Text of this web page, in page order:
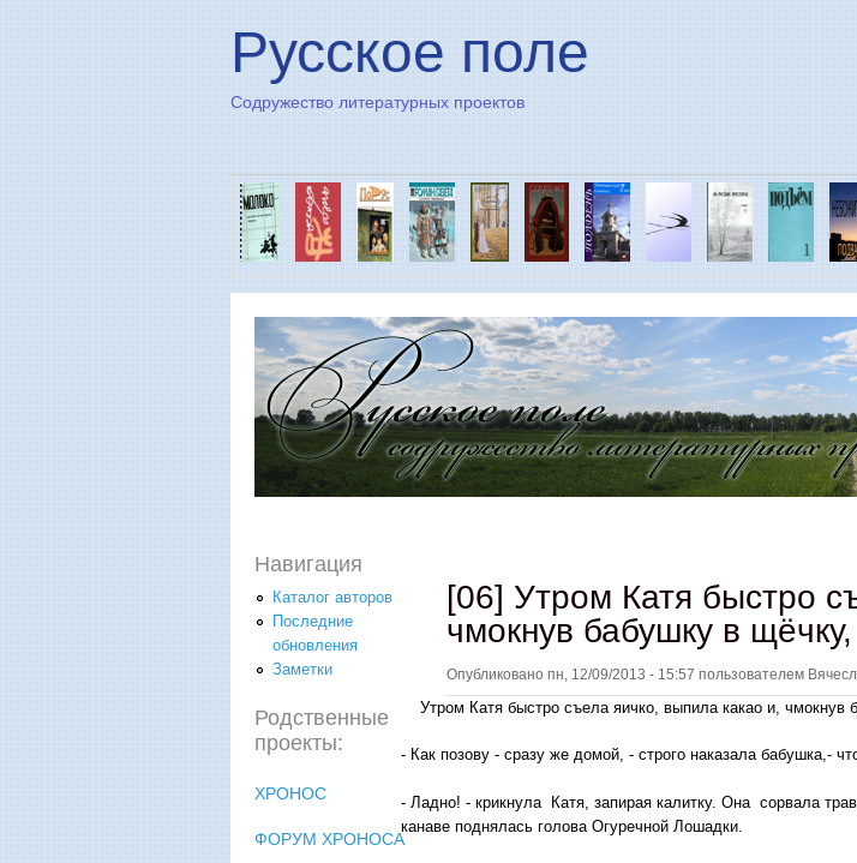
Русское поле
Содружество литературных проектов
[06] Утром Катя быстро
чмокнув бабушку в
Опубликовано пн, 12/09/2013 - 15:57 пользователем
Утром Катя быстро съела яичко, выпила какао и, чмокнув
- Как позову - сразу же домой, - строго наказала бабушка,-
- Ладно! - крикнула Катя, запирая калитку. Она сорвала
канаве поднялась голова Огуречной Лошадки.
Навигация
Каталог авторов
Последние
обновления
Заметки
Родственные
проекты:
ХРОНОС
ФОРУМ ХРОНОСА